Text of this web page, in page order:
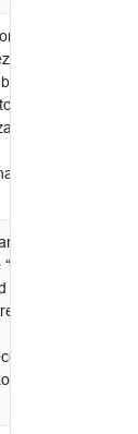
schijnt,
en
in
van
of